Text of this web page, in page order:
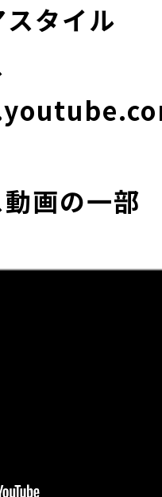
スタイル
画の一部